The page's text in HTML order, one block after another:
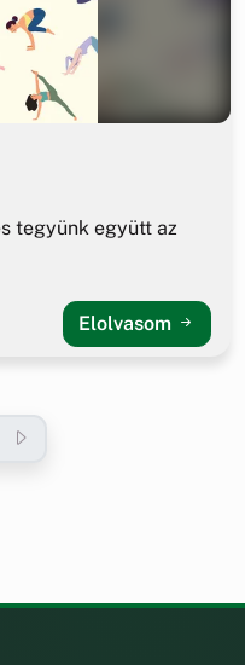
tegyünk együtt az
Elolvasom